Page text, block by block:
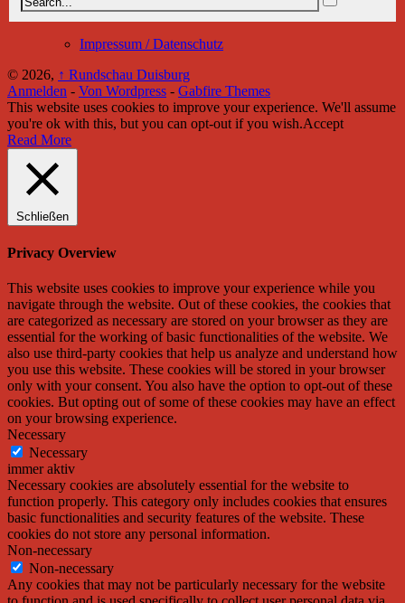
Impressum / Datenschutz
© 2026, ↑ Rundschau Duisburg
Anmelden - Von Wordpress - Gabfire Themes
This website uses cookies to improve your experience. We'll assume
you're ok with this, but you can opt-out if you wish.Accept
Read More
Schließen
Privacy Overview
This website uses cookies to improve your experience while you
navigate through the website. Out of these cookies, the cookies that
are categorized as necessary are stored on your browser as they are
essential for the working of basic functionalities of the website. We
also use third-party cookies that help us analyze and understand how
you use this website. These cookies will be stored in your browser
only with your consent. You also have the option to opt-out of these
cookies. But opting out of some of these cookies may have an effect
on your browsing experience.
Necessary
Necessary
immer aktiv
Necessary cookies are absolutely essential for the website to
function properly. This category only includes cookies that ensures
basic functionalities and security features of the website. These
cookies do not store any personal information.
Non-necessary
Non-necessary
Any cookies that may not be particularly necessary for the website